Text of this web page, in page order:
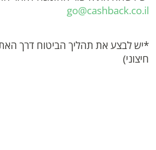
go@cashback.co.il
*יש לבצע את תהליך הביטוח דרך
חיצוני)